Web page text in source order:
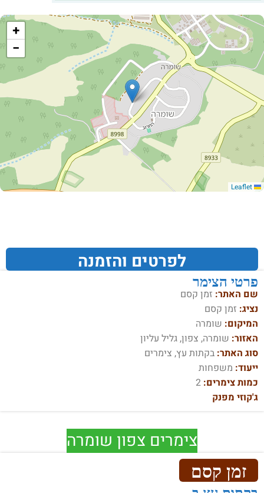
+
−
לפרטים והזמנה
פרטי הצימר
שם האתר: זמן קסם
נציג: זמן קסם
המיקום: שומרה
האזור: שומרה, צפון, גליל עליון
סוג האתר: בקתות עץ, צימרים
ייעוד: משפחות
כמות צימרים: 2
ג'קוזי מפנק
צימרים צפון שומרה
זמן קסם